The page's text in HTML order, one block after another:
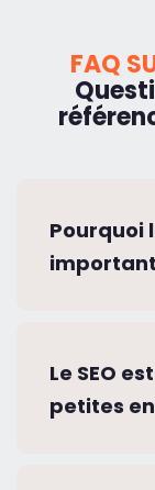
FAQ
Pourquoi
Le SEO
petites